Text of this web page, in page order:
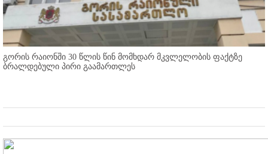
გორის რაიონში 30 წლის წინ მომხდარ მკვლელობის ფაქტზე
ბრალდებული პირი გაამართლეს